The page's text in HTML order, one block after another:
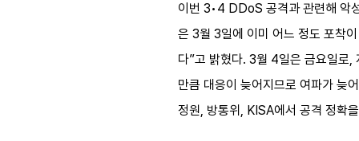
이번 3•4 DDoS 공격과 관련해 악
은 3월 3일에 이미 어느 정도 포착
다”고 밝혔다. 3월 4일은 금요일로
만큼 대응이 늦어지므로 여파가 늦
정원, 방통위, KISA에서 공격 정확